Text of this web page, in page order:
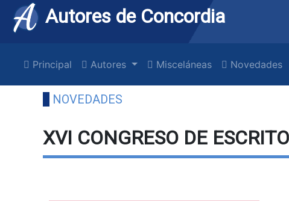
Autores de Concordia
Principal Autores Misceláneas Novedades
NOVEDADES
XVI CONGRESO DE